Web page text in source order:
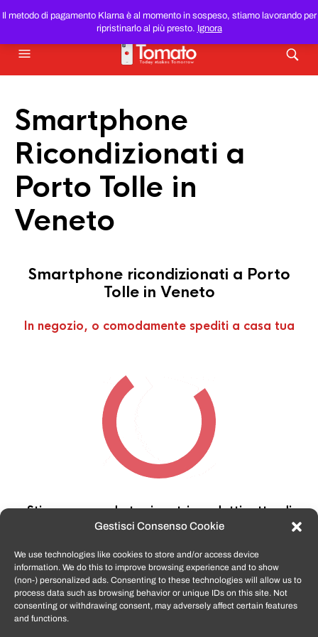
Gestisci Consenso Cookie
We use technologies like cookies to store and/or access device
information. We do this to improve browsing experience and to show
(non-) personalized ads. Consenting to these technologies will allow us to
process data such as browsing behavior or unique IDs on this site. Not
consenting or withdrawing consent, may adversely affect certain features
and functions.
Il metodo di pagamento Klarna è al momento in sospeso, stiamo lavorando per
ripristinarlo al più presto. Ignora
SMARTPHONE E TABLET RICONDIZIONATIAL MIGLIOR
PREZZO DEL WEB!
Smartphone
Ricondizionati a
Porto Tolle in
Veneto
Smartphone ricondizionati a Porto
Tolle in Veneto
In negozio, o comodamente spediti a casa tua
Stiamo cercando tra i nostri prodotti, attendi
qualche secondo…
TomatoSmartphone.itè lo shop n.1 in italia per
smartphone ricondizionati garantiti e certificati
di tutte le marche,APPLE, SAMSUNG, HUAWEI,
ONEPLUS, XIAOMI e tanto altro